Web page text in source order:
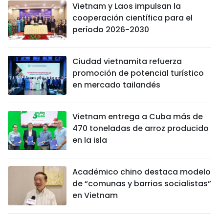
Vietnam y Laos impulsan la
cooperación científica para el
período 2026-2030
Ciudad vietnamita refuerza
promoción de potencial turístico
en mercado tailandés
Vietnam entrega a Cuba más de
470 toneladas de arroz producido
en la isla
Académico chino destaca modelo
de “comunas y barrios socialistas”
en Vietnam